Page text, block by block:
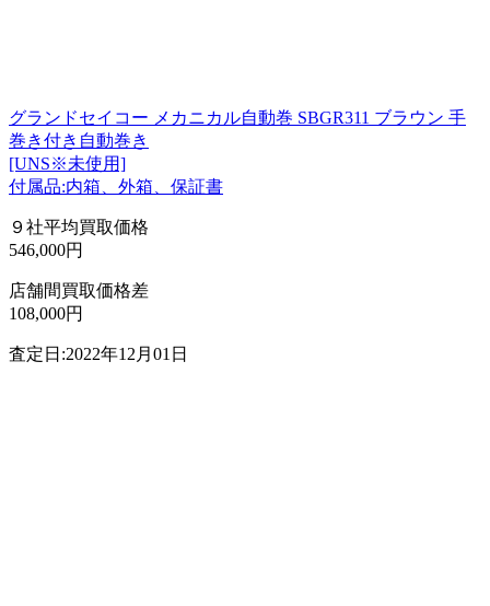
グランドセイコー メカニカル自動巻 SBGR311 ブラウン 手
巻き付き自動巻き
[UNS※未使用]
付属品:内箱、外箱、保証書
９社平均買取価格
546,000円
店舗間買取価格差
108,000円
査定日:2022年12月01日